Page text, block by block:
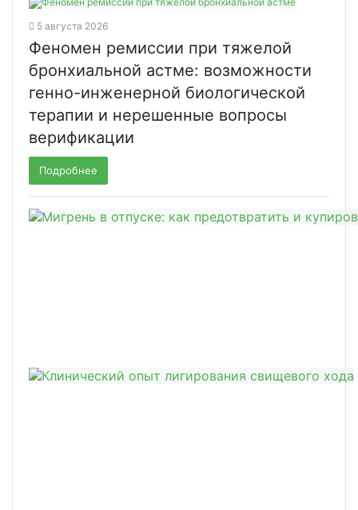
5 августа 2026
Феномен ремиссии при тяжелой
бронхиальной астме: возможности
генно-инженерной биологической
терапии и нерешенные вопросы
верификации
Подробнее